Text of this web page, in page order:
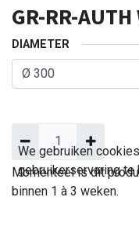
GR-RR-AUTH
DIAMETER
Momenteel is dit
binnen 1 à 3 weken.
We gebruiken
gebruikerservaring te